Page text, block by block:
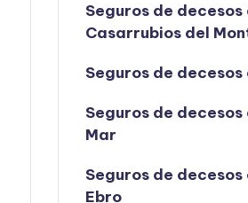
Seguros de decesos
Casarrubios del
Seguros de decesos
Seguros de decesos
Mar
Seguros de decesos
Ebro